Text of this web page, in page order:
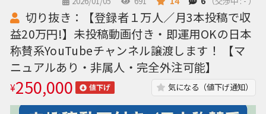
切り抜き：【登録者１万人／月3本投稿で収
益20万円!】未投稿動画付き・即運用OKの日本
称賛系YouTubeチャンネル譲渡します！ 【マ
ニュアルあり・非属人・完全外注可能】
¥250,000 値下げ 気になる（値下げ通知）